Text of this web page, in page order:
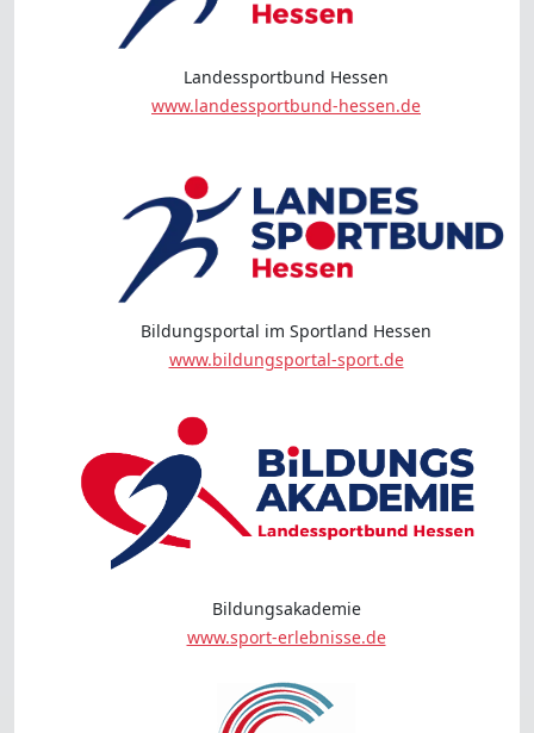
Landessportbund Hessen
www.landessportbund-hessen.de
Bildungsportal im Sportland Hessen
www.bildungsportal-sport.de
Bildungsakademie
www.sport-erlebnisse.de